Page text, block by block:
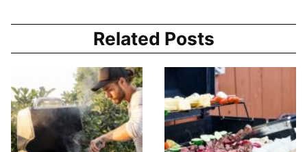
Related Posts